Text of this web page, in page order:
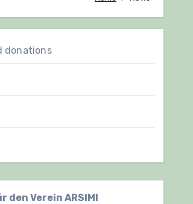
donations
den Verein ARSIMI